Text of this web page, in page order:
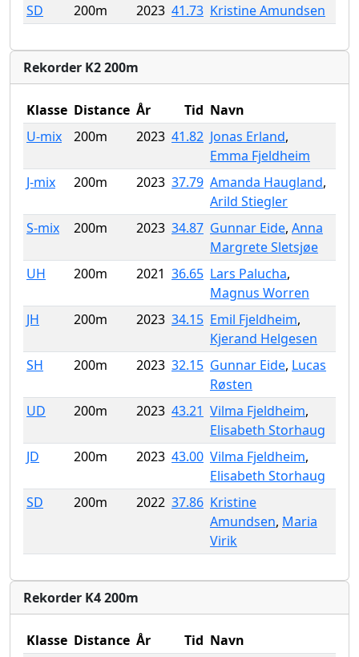
SD
200m 2023 41.73 Kristine Amundsen
Rekorder K2 200m
Klasse Distance År Tid Navn
U-mix
200m 2023 41.82 Jonas Erland,
Emma Fjeldheim
J-mix
200m 2023 37.79 Amanda Haugland,
Arild Stiegler
S-mix
200m 2023 34.87 Gunnar Eide, Anna
Margrete Sletsjøe
UH
200m 2021 36.65 Lars Palucha,
Magnus Worren
JH
200m 2023 34.15 Emil Fjeldheim,
Kjerand Helgesen
SH
200m 2023 32.15 Gunnar Eide, Lucas
Røsten
UD
200m 2023 43.21 Vilma Fjeldheim,
Elisabeth Storhaug
JD
200m 2023 43.00 Vilma Fjeldheim,
Elisabeth Storhaug
SD
200m 2022 37.86 Kristine
Amundsen, Maria
Virik
Rekorder K4 200m
Klasse Distance År Tid Navn